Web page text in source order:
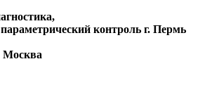
контроль г. Пермь
Москва